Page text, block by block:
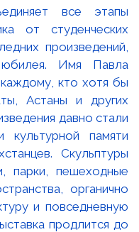
все этапы
от студенческих
произведений,
Имя Павла
кто хотя бы
Астаны и других
давно стали
памяти
Скульптуры
парки, пешеходные
органично
и повседневную
продлится до